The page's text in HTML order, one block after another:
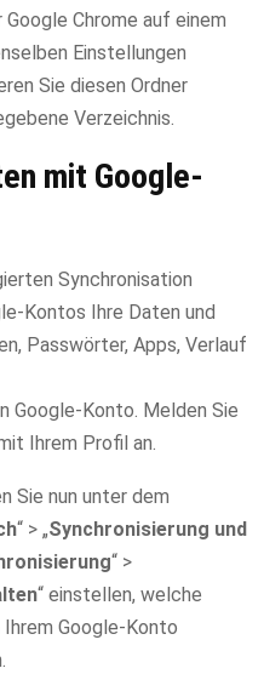
Chrome auf einem
Einstellungen
Sie diesen Ordner
Verzeichnis.
mit Google-
Synchronisation
Kontos Ihre Daten und
Passwörter, Apps, Verlauf
Google-Konto. Melden Sie
Ihrem Profil an.
Sie nun unter dem
“ > „Synchronisierung und
“ >
“ einstellen, welche
Google-Konto